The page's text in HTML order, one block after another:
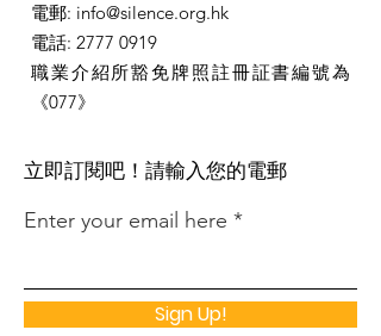
電郵: info@silence.org.hk
電話: 2777 0919
職業介紹所豁免牌照註冊証書編號為
《077》
​立即訂閱吧！請輸入您的電郵
Enter your email here
Sign Up!